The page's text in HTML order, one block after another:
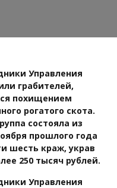
Управления
грабителей,
похищением
рогатого скота.
состояла из
прошлого года
шесть краж, украв
250 тысяч рублей.
Управления